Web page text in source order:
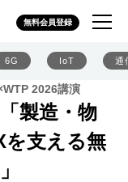
無料会員登録
6G IoT 通
2026講演
製造・物
を支える無